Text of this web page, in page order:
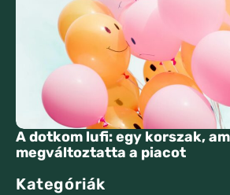
A dotkom lufi: egy korszak,
megváltoztatta a piacot
Kategóriák